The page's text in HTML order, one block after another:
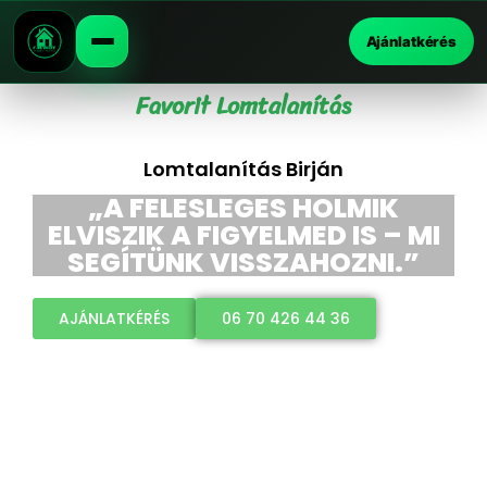
Ajánlatkérés
Favorit Lomtalanítás
Lomtalanítás Birján
„A FELESLEGES HOLMIK
ELVISZIK A FIGYELMED IS – MI
SEGÍTÜNK VISSZAHOZNI.”
AJÁNLATKÉRÉS 06 70 426 44 36